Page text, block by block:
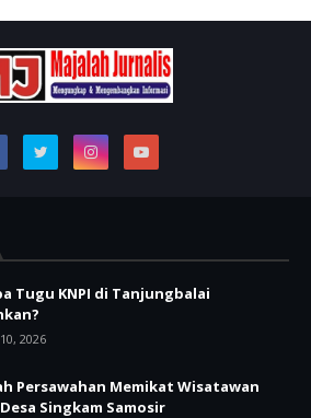
Tugu KNPI di Tanjungbalai
2026
Persawahan Memikat Wisatawan
Singkam Samosir